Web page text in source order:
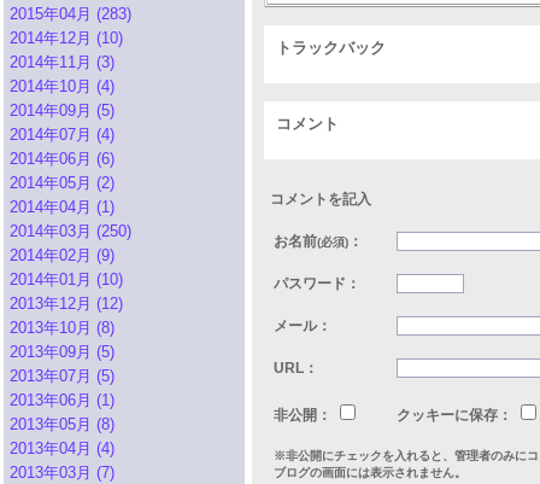
2015年04月 (283)
2014年12月 (10)
2014年11月 (3)
2014年10月 (4)
2014年09月 (5)
2014年07月 (4)
2014年06月 (6)
2014年05月 (2)
2014年04月 (1)
2014年03月 (250)
2014年02月 (9)
2014年01月 (10)
2013年12月 (12)
2013年10月 (8)
2013年09月 (5)
2013年07月 (5)
2013年06月 (1)
2013年05月 (8)
2013年04月 (4)
2013年03月 (7)
トラックバック
コメント
コメントを記入
お名前(必須) ：
パスワード：
メール：
URL：
非公開： クッキーに保存：
※非公開にチェックを入れると、管理者のみに
ブログの画面には表示されません。